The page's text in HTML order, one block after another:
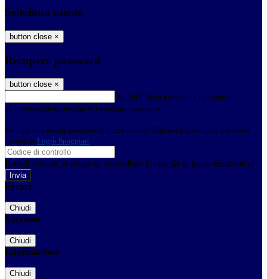
Seleziona utente
button close ×
Recupero password
button close ×
E-mail Verrà inviato un messaggio
all'indirizzo indicato con le istruzioni necessarie.
Non hai una e-mail associata al nome utente? Effettua il reset della password
tramite la Login Spaggiari
E-mail inviata, si prega di controllare la casella di posta elettronica!
Errore
Chiudi
Successo
Chiudi
Informazione
Chiudi